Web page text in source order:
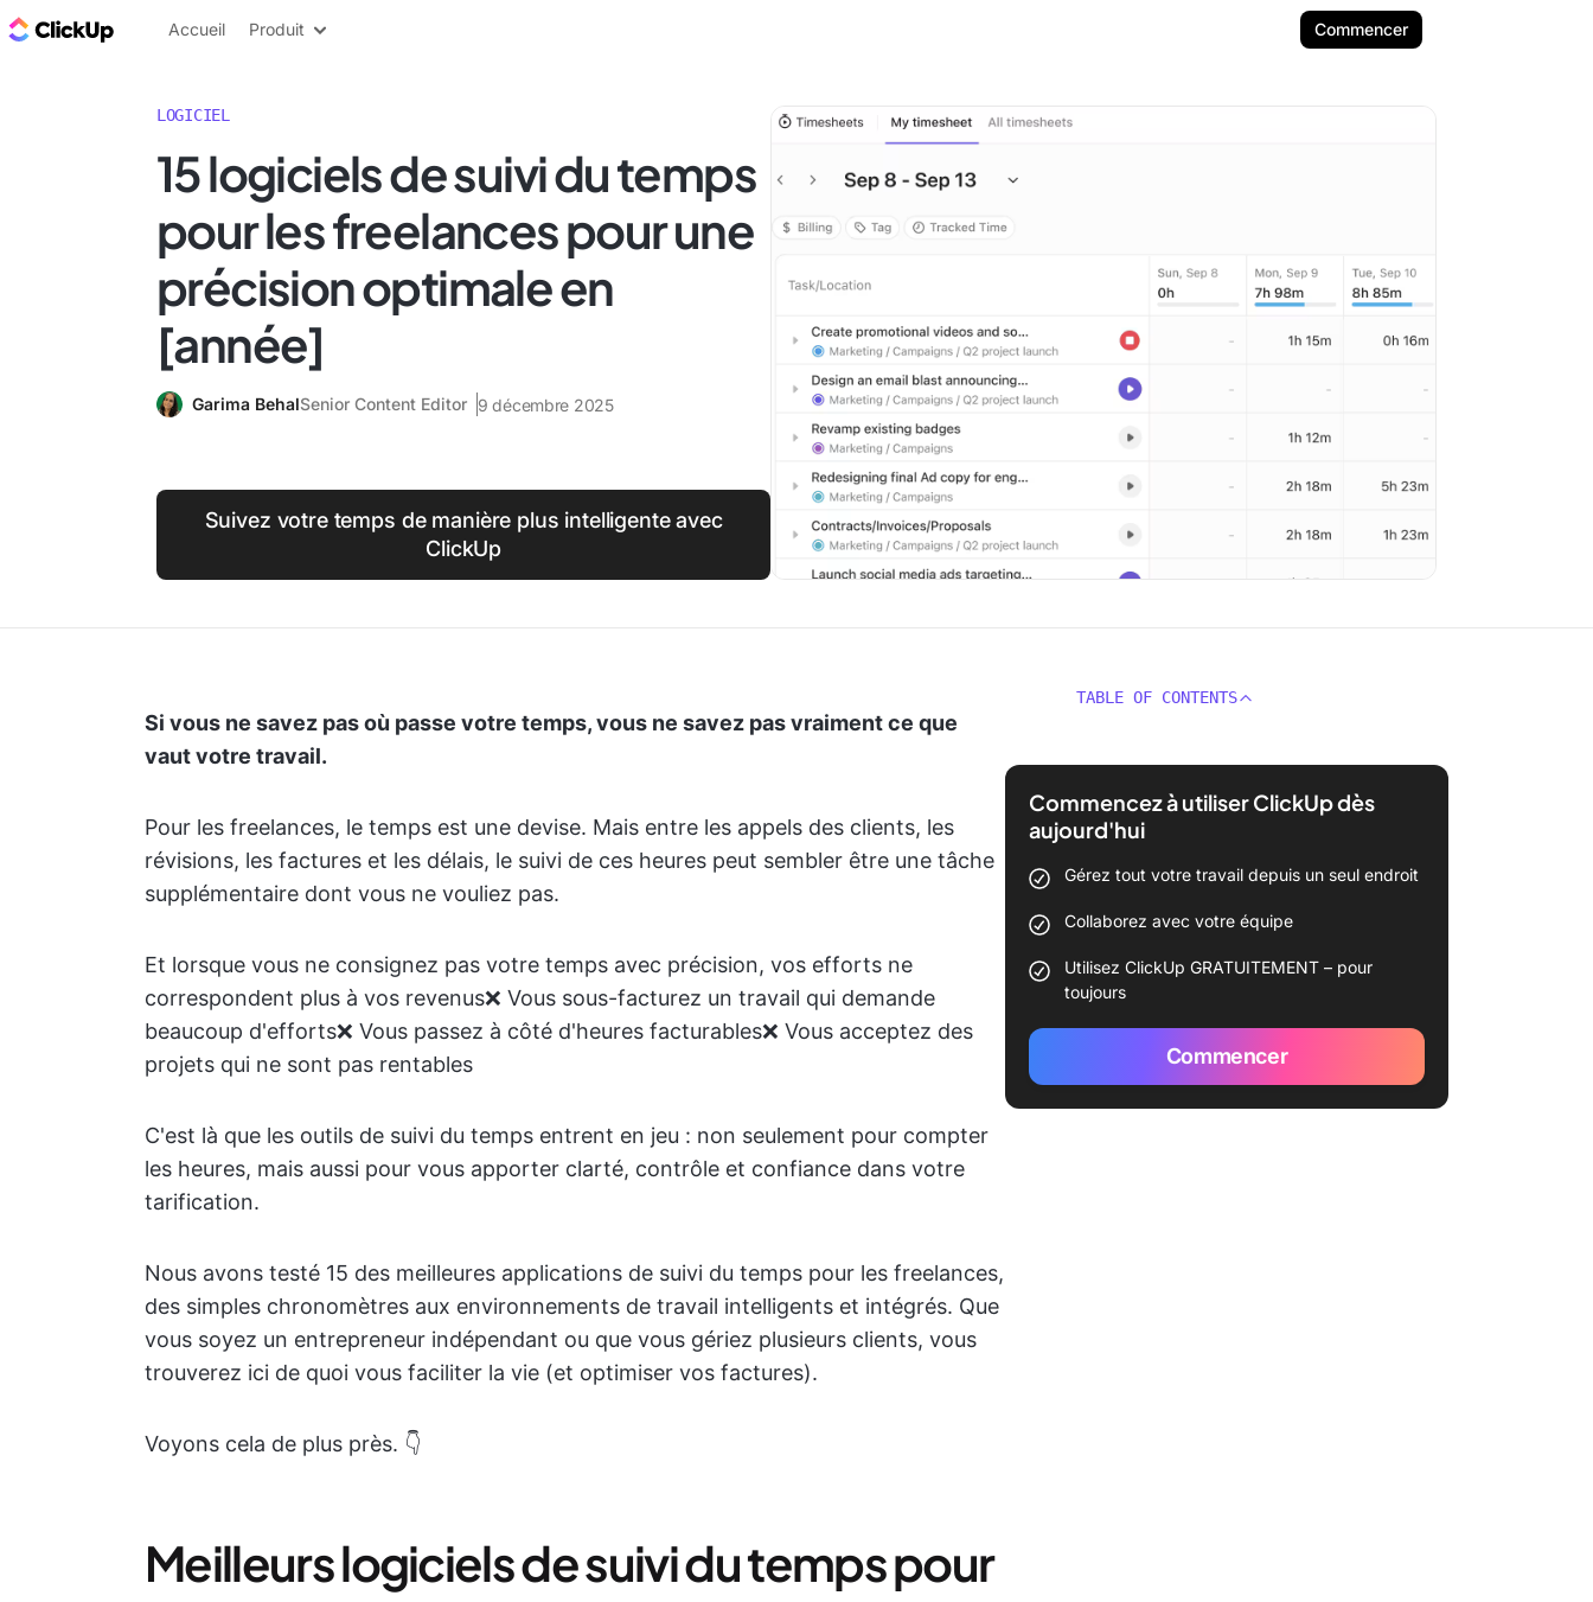
ClickUp Blog
Accueil Produit Commencer
LOGICIEL
15 logiciels de suivi du temps
pour les freelances pour une
précision optimale en
[année]
Garima BehalSenior Content Editor 9 décembre 2025
Suivez votre temps de manière plus intelligente avec
ClickUp
Si vous ne savez pas où passe votre temps, vous ne savez pas vraiment ce que
vaut votre travail.
Pour les freelances, le temps est une devise. Mais entre les appels des clients, les
révisions, les factures et les délais, le suivi de ces heures peut sembler être une tâche
supplémentaire dont vous ne vouliez pas.
Et lorsque vous ne consignez pas votre temps avec précision, vos efforts ne
correspondent plus à vos revenus❌ Vous sous-facturez un travail qui demande
beaucoup d'efforts❌ Vous passez à côté d'heures facturables❌ Vous acceptez des
projets qui ne sont pas rentables
C'est là que les outils de suivi du temps entrent en jeu : non seulement pour compter
les heures, mais aussi pour vous apporter clarté, contrôle et confiance dans votre
tarification.
Nous avons testé 15 des meilleures applications de suivi du temps pour les freelances,
des simples chronomètres aux environnements de travail intelligents et intégrés. Que
vous soyez un entrepreneur indépendant ou que vous gériez plusieurs clients, vous
trouverez ici de quoi vous faciliter la vie (et optimiser vos factures).
Voyons cela de plus près. 👇
Meilleurs logiciels de suivi du temps pour
TABLE OF CONTENTS
Commencez à utiliser ClickUp dès
aujourd'hui
Gérez tout votre travail depuis un seul endroit
Collaborez avec votre équipe
Utilisez ClickUp GRATUITEMENT – pour
toujours
Commencer